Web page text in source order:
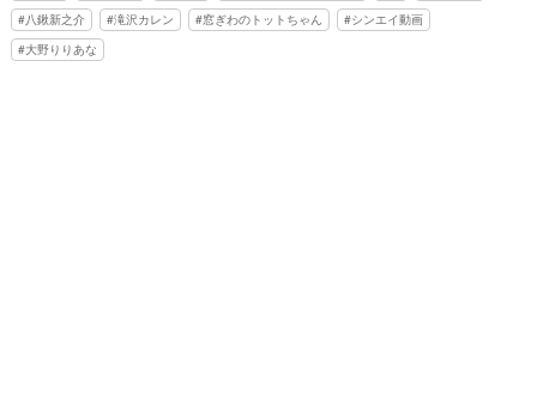
八鍬新之介
滝沢カレン 窓ぎわのトットちゃん
シンエイ動画
大野りりあな